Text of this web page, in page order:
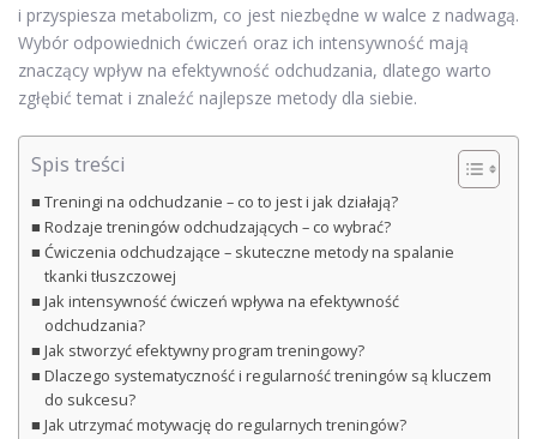
i przyspiesza metabolizm, co jest niezbędne w walce z nadwagą.
Wybór odpowiednich ćwiczeń oraz ich intensywność mają
znaczący wpływ na efektywność odchudzania, dlatego warto
zgłębić temat i znaleźć najlepsze metody dla siebie.
Spis treści
Treningi na odchudzanie – co to jest i jak działają?
Rodzaje treningów odchudzających – co wybrać?
Ćwiczenia odchudzające – skuteczne metody na spalanie
tkanki tłuszczowej
Jak intensywność ćwiczeń wpływa na efektywność
odchudzania?
Jak stworzyć efektywny program treningowy?
Dlaczego systematyczność i regularność treningów są kluczem
do sukcesu?
Jak utrzymać motywację do regularnych treningów?